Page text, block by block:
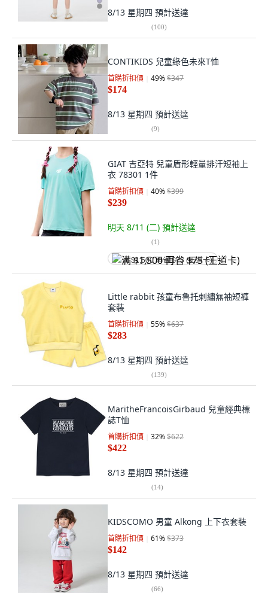
8/13 星期四 預計送達
(100)
CONTIKIDS 兒童綠色未來T恤
首購折扣價 49%$347
$174
8/13 星期四 預計送達
(9)
GIAT 吉亞特 兒童盾形輕量排汗短袖上
衣 78301 1件
首購折扣價 40%$399
$239
明天 8/11 (二) 預計送達
(1)
满 $1,500 再省 $75 (王道卡)
Little rabbit 孩童布魯托刺繡無袖短褲
套裝
首購折扣價 55%$637
$283
8/13 星期四 預計送達
(139)
MaritheFrancoisGirbaud 兒童經典標
誌T恤
首購折扣價 32%$622
$422
8/13 星期四 預計送達
(14)
KIDSCOMO 男童 Alkong 上下衣套裝
首購折扣價 61%$373
$142
8/13 星期四 預計送達
(66)